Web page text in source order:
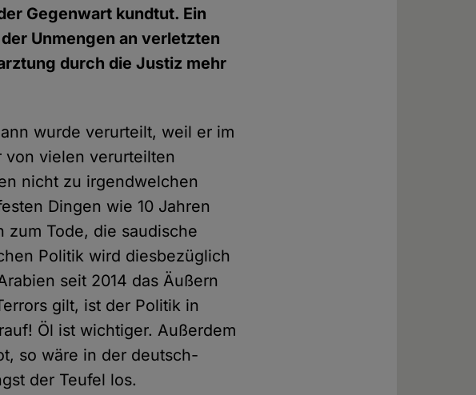
Gegenwart kundtut. Ein
Unmengen an verletzten
durch die Justiz mehr
wurde verurteilt, weil er im
von vielen verurteilten
nicht zu irgendwelchen
Dingen wie 10 Jahren
zum Tode, die saudische
Politik wird diesbezüglich
seit 2014 das Äußern
gilt, ist der Politik in
Öl ist wichtiger. Außerdem
so wäre in der deutsch-
der Teufel los.